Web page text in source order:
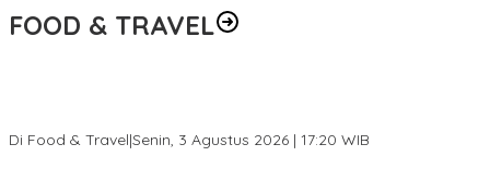
FOOD & TRAVEL
Di Food & Travel|Senin, 3 Agustus 2026 | 17:20 WIB